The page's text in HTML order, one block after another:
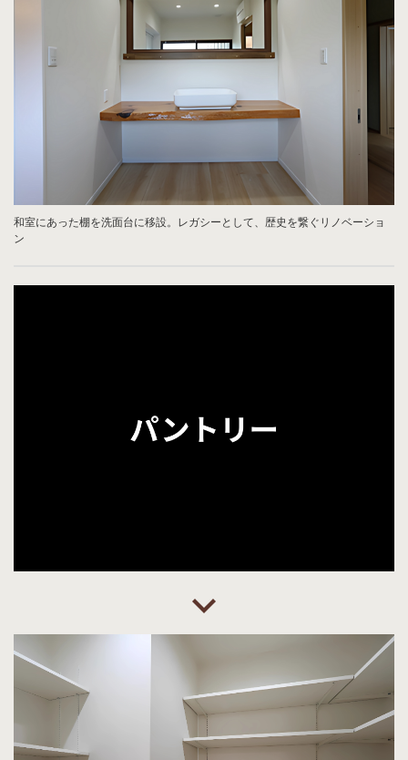
和室にあった棚を洗面台に移設。レガシーとして、歴史を繋ぐリノベーショ
ン